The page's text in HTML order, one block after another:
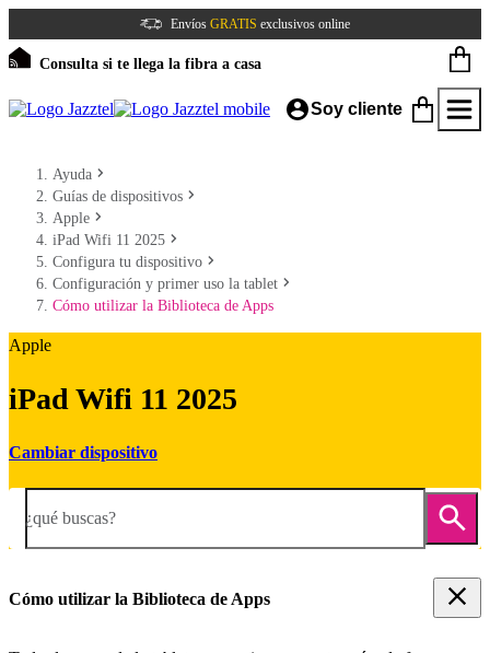
Envíos GRATIS exclusivos online
Consulta si te llega la fibra a casa
Soy cliente
Ayuda
Guías de dispositivos
Apple
iPad Wifi 11 2025
Configura tu dispositivo
Configuración y primer uso la tablet
Cómo utilizar la Biblioteca de Apps
Apple
iPad Wifi 11 2025
Cambiar dispositivo
¿qué buscas?
Cómo utilizar la Biblioteca de Apps